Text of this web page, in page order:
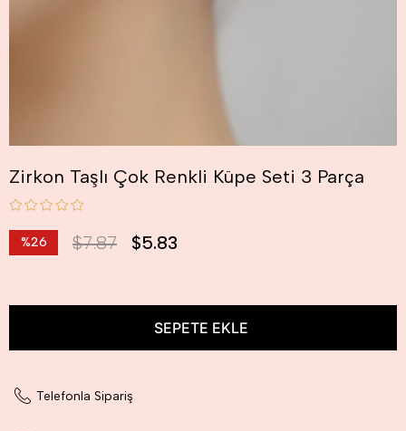
Zirkon Taşlı Çok Renkli Küpe Seti 3 Parça
%26
$7.87 $5.83
Telefonla Sipariş